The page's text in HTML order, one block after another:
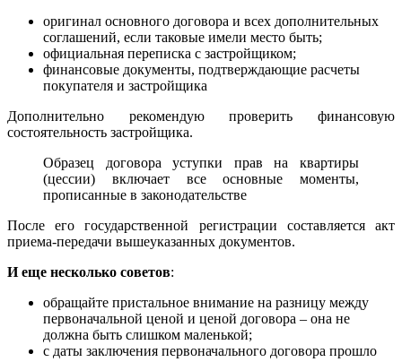
оригинал основного договора и всех дополнительных
соглашений, если таковые имели место быть;
официальная переписка с застройщиком;
финансовые документы, подтверждающие расчеты
покупателя и застройщика
Дополнительно рекомендую проверить финансовую
состоятельность застройщика.
Образец договора уступки прав на квартиры
(цессии) включает все основные моменты,
прописанные в законодательстве
После его государственной регистрации составляется акт
приема-передачи вышеуказанных документов.
И еще несколько советов:
обращайте пристальное внимание на разницу между
первоначальной ценой и ценой договора – она не
должна быть слишком маленькой;
с даты заключения первоначального договора прошло